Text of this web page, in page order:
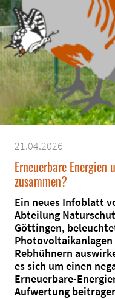
21.04.2026
Erneuerbare Energien
zusammen?
Ein neues Infoblatt
Abteilung
Göttingen,
Photovoltaikanlagen
Rebhühnern
es sich um einen
Erneuerbare-
Aufwertung